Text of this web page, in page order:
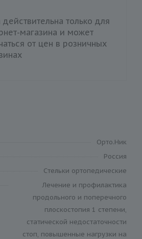
только для
магазина и может
от цен в розничных
Орто.Ник
Россия
Cтельки ортопедические
Лечение и профилактика
продольного и поперечного
плоскостопия 1 степени,
статической недостаточности
стоп, повышенные нагрузки на